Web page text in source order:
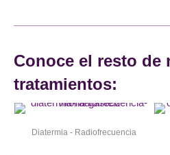
Conoce el resto de
tratamientos:
Diatermia - Radiofrecuencia